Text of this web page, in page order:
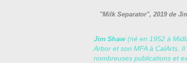
"Milk Separator", 2019 de
Jim Shaw(né en 1952 à
Arbor et son MFA à CalArts.
nombreuses publications et